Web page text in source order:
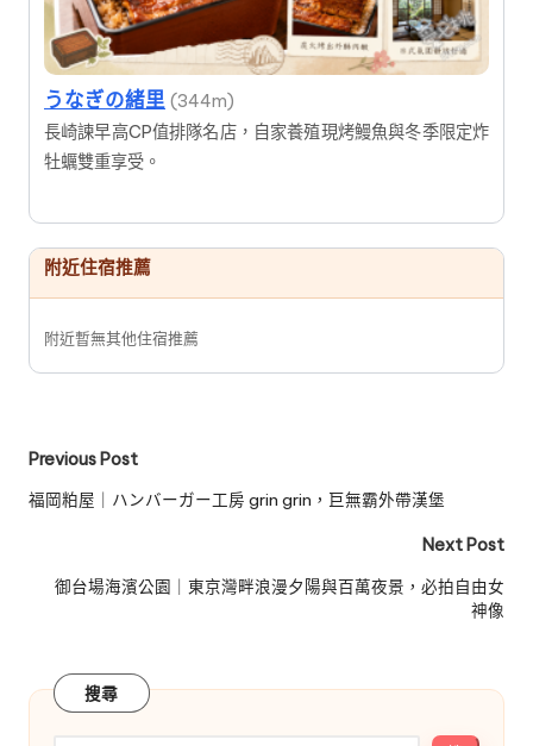
うなぎの緒里 (344m)
長崎諫早高CP值排隊名店，自家養殖現烤鰻魚與冬季限定炸
牡蠣雙重享受。
附近住宿推薦
附近暫無其他住宿推薦
Post
navigation
Previous Post
福岡粕屋｜ハンバーガー工房 grin grin，巨無霸外帶漢堡
Next Post
御台場海濱公園｜東京灣畔浪漫夕陽與百萬夜景，必拍自由女
神像
搜尋